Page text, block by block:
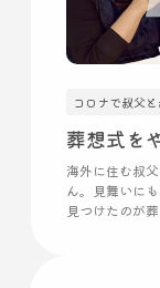
コロナで叔父
葬想式を
海外に住む叔
ん。見舞いに
見つけたのが